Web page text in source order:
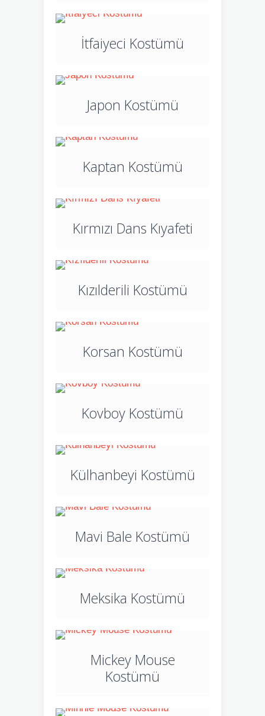
İtfaiyeci Kostümü
Japon Kostümü
Kaptan Kostümü
Kırmızı Dans Kıyafeti
Kızılderili Kostümü
Korsan Kostümü
Kovboy Kostümü
Külhanbeyi Kostümü
Mavi Bale Kostümü
Meksika Kostümü
Mickey Mouse
Kostümü